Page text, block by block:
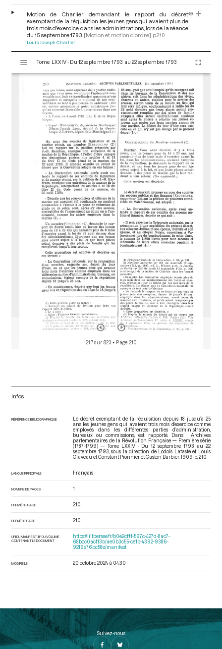
Motion de Charlier demandant le rapport du décret
exemptant de la réquisition les jeunes gens qui avaient plus de
trois mois d'exercice dans les administrations, lors de la séance
du 15 septembre 1793 [Motion et motion d'ordre] p.210
Louis Joseph Charlier
s
Tome LXXIV - Du 12 septembre 1793 au 22 septembre 1793
217 sur 823 • Page 210
Infos
RÉFÉRENCE BIBLIOGRAPHIQUE
Le décret exemptant de la réquisition depuis 18 jusqu’à 25
ans les jeunes gens qui avaient trois mois d’exercice comme
employés dans les différentes parties d’administration,
bureaux ou commissions, est rapporté. Dans : Archives
parlementaires de la Révolution Française — Première série
(1787-1799) — Tome LXXIV - Du 12 septembre 1793 au 22
septembre 1793 , sous la direction de Lodoïs Lataste et Louis
Claveau et Constant Pionnier et Gaston Barbier. 1909. p. 210.
LANGUE PRINCIPALE Français
NOMBRE DE PAGES 1
PREMIÈRE PAGE 210
DERNIÈRE PAGE 210
URI DU MANIFEST IIIF DU VOLUME
CONTENANT LE DOCUMENT
https://iiif.persee.fr/b0e2cf11-597c-427d-8ac7-
68bcc0acf13b/ae0b3c55-ce1b-4392-9386-
92f9e76bc58e/manifest
MODIFIÉ LE 20 octobre 2024 à 04:30
Suivez-nous